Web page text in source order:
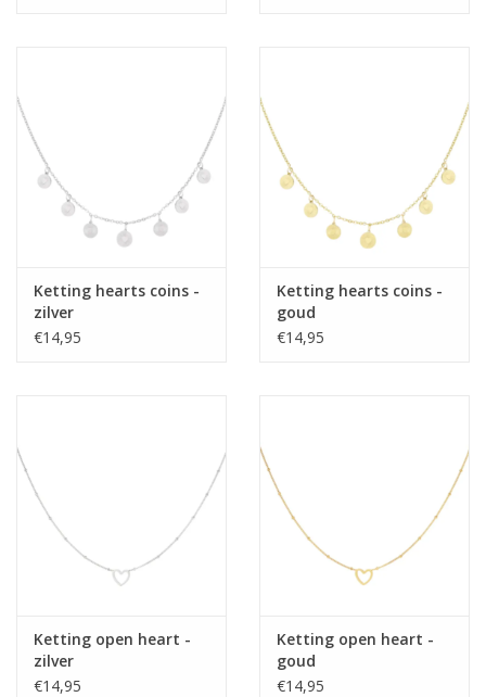
Ketting hearts coins -
zilver
€14,95
Ketting hearts coins -
goud
€14,95
Ketting open heart -
zilver
€14,95
Ketting open heart -
goud
€14,95